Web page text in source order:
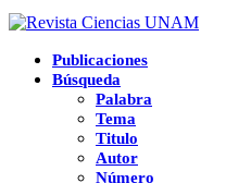
Publicaciones
Búsqueda
Palabra
Tema
Titulo
Autor
Número